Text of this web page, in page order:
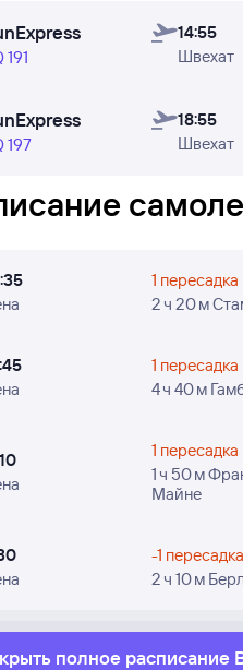
сможете его увидеть
Однако стоит
есть ли в
191
14:55
Швехат
197
18:55
Швехат
1 пересадка
2 ч 20 м
1 пересадка
4 ч 40 м
1 пересадка
1 ч 50 м
Майне
-1 пересадка
2 ч 10 м
полное расписание